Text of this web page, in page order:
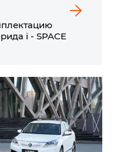
i - SPACE